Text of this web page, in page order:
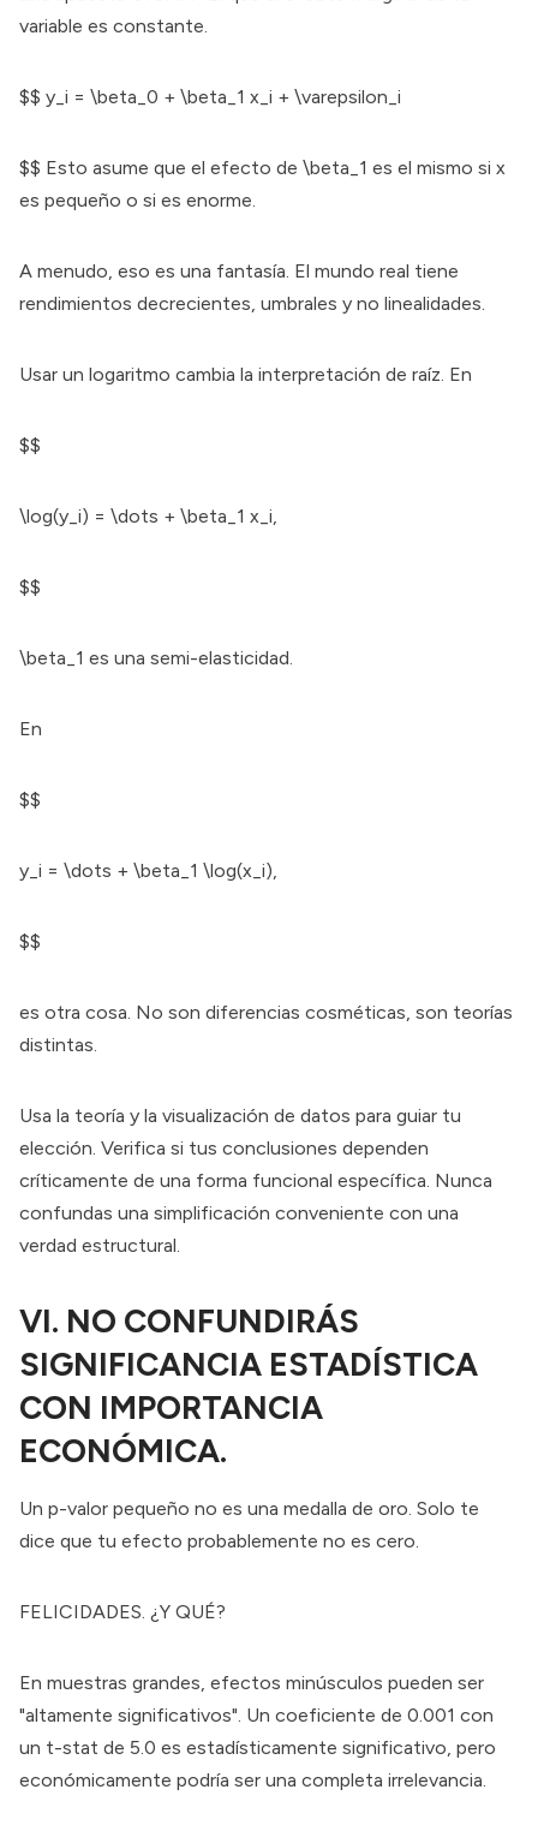
variable es constante.
$$ y_i = \beta_0 + \beta_1 x_i + \varepsilon_i
$$ Esto asume que el efecto de \beta_1 es el mismo si x
es pequeño o si es enorme.
A menudo, eso es una fantasía. El mundo real tiene
rendimientos decrecientes, umbrales y no linealidades.
Usar un logaritmo cambia la interpretación de raíz. En
$$
\log(y_i) = \dots + \beta_1 x_i,
$$
\beta_1 es una semi-elasticidad.
En
$$
y_i = \dots + \beta_1 \log(x_i),
$$
es otra cosa. No son diferencias cosméticas, son teorías
distintas.
Usa la teoría y la visualización de datos para guiar tu
elección. Verifica si tus conclusiones dependen
críticamente de una forma funcional específica. Nunca
confundas una simplificación conveniente con una
verdad estructural.
VI. NO CONFUNDIRÁS
SIGNIFICANCIA ESTADÍSTICA
CON IMPORTANCIA
ECONÓMICA.
Un p-valor pequeño no es una medalla de oro. Solo te
dice que tu efecto probablemente no es cero.
FELICIDADES. ¿Y QUÉ?
En muestras grandes, efectos minúsculos pueden ser
"altamente significativos". Un coeficiente de 0.001 con
un t-stat de 5.0 es estadísticamente significativo, pero
económicamente podría ser una completa irrelevancia.